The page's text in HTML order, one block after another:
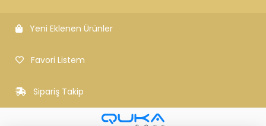
Yeni Eklenen Ürünler
Favori Listem
Sipariş Takip